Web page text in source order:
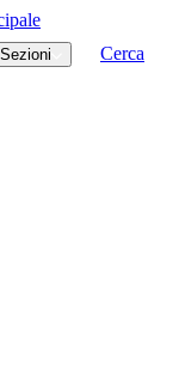
Sezioni Cerca